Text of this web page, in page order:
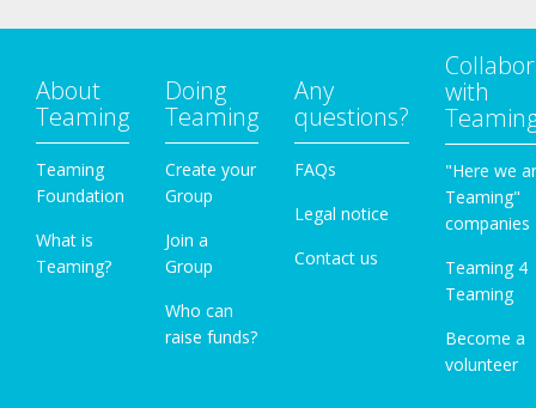
About
Teaming
Teaming
Foundation
What is
Teaming?
Doing
Teaming
Create your
Group
Join a
Group
Who can
raise funds?
Any
questions?
FAQs
Legal notice
Contact us
with
"Here we
Teaming"
companies
Teaming 4
Teaming
Become a
volunteer